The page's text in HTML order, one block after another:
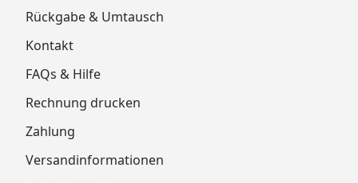
Rückgabe & Umtausch
Kontakt
FAQs & Hilfe
Rechnung drucken
Zahlung
Versandinformationen